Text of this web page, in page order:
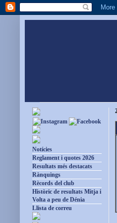
Notícies
Reglament i quotes 2026
Resultats més destacats
Rànquings
Rècords del club
Històric de resultats Mitja i
Volta a peu de Dénia
Llista de correu